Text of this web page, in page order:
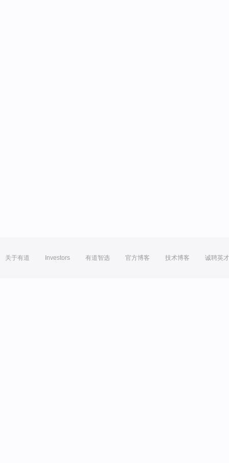
关于有道 Investors 有道智选 官方博客 技术博客 诚聘英才